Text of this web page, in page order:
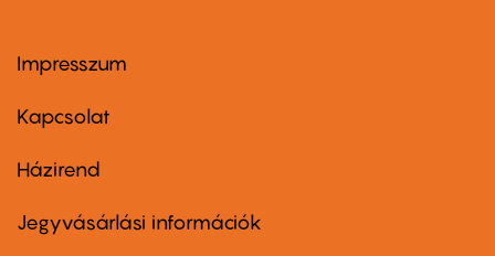
Footer
first
Impresszum
Kapcsolat
Footer
second
Házirend
Jegyvásárlási információk